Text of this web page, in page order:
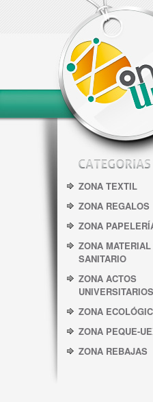
ZONA TEXTIL
ZONA REGALOS
ZONA
ZONA MATERIAL
SANITARIO
ZONA ACTOS
UNIVERSITARIOS
ZONA
ZONA PEQUE-
ZONA REBAJAS